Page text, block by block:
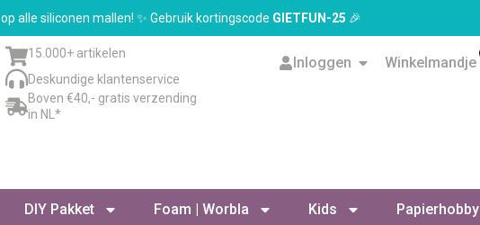
op alle siliconen mallen! ✨ Gebruik kortingscode GIETFUN-25 🎉
15.000+ artikelen
Deskundige klantenservice
Boven €40,- gratis verzending
in NL*
Inloggen Winkelmandje
DIY Pakket Foam | Worbla Kids Papierhobby